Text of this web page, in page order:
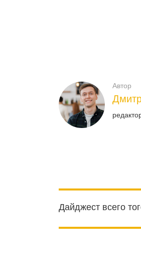
Автор
Дайджест всего